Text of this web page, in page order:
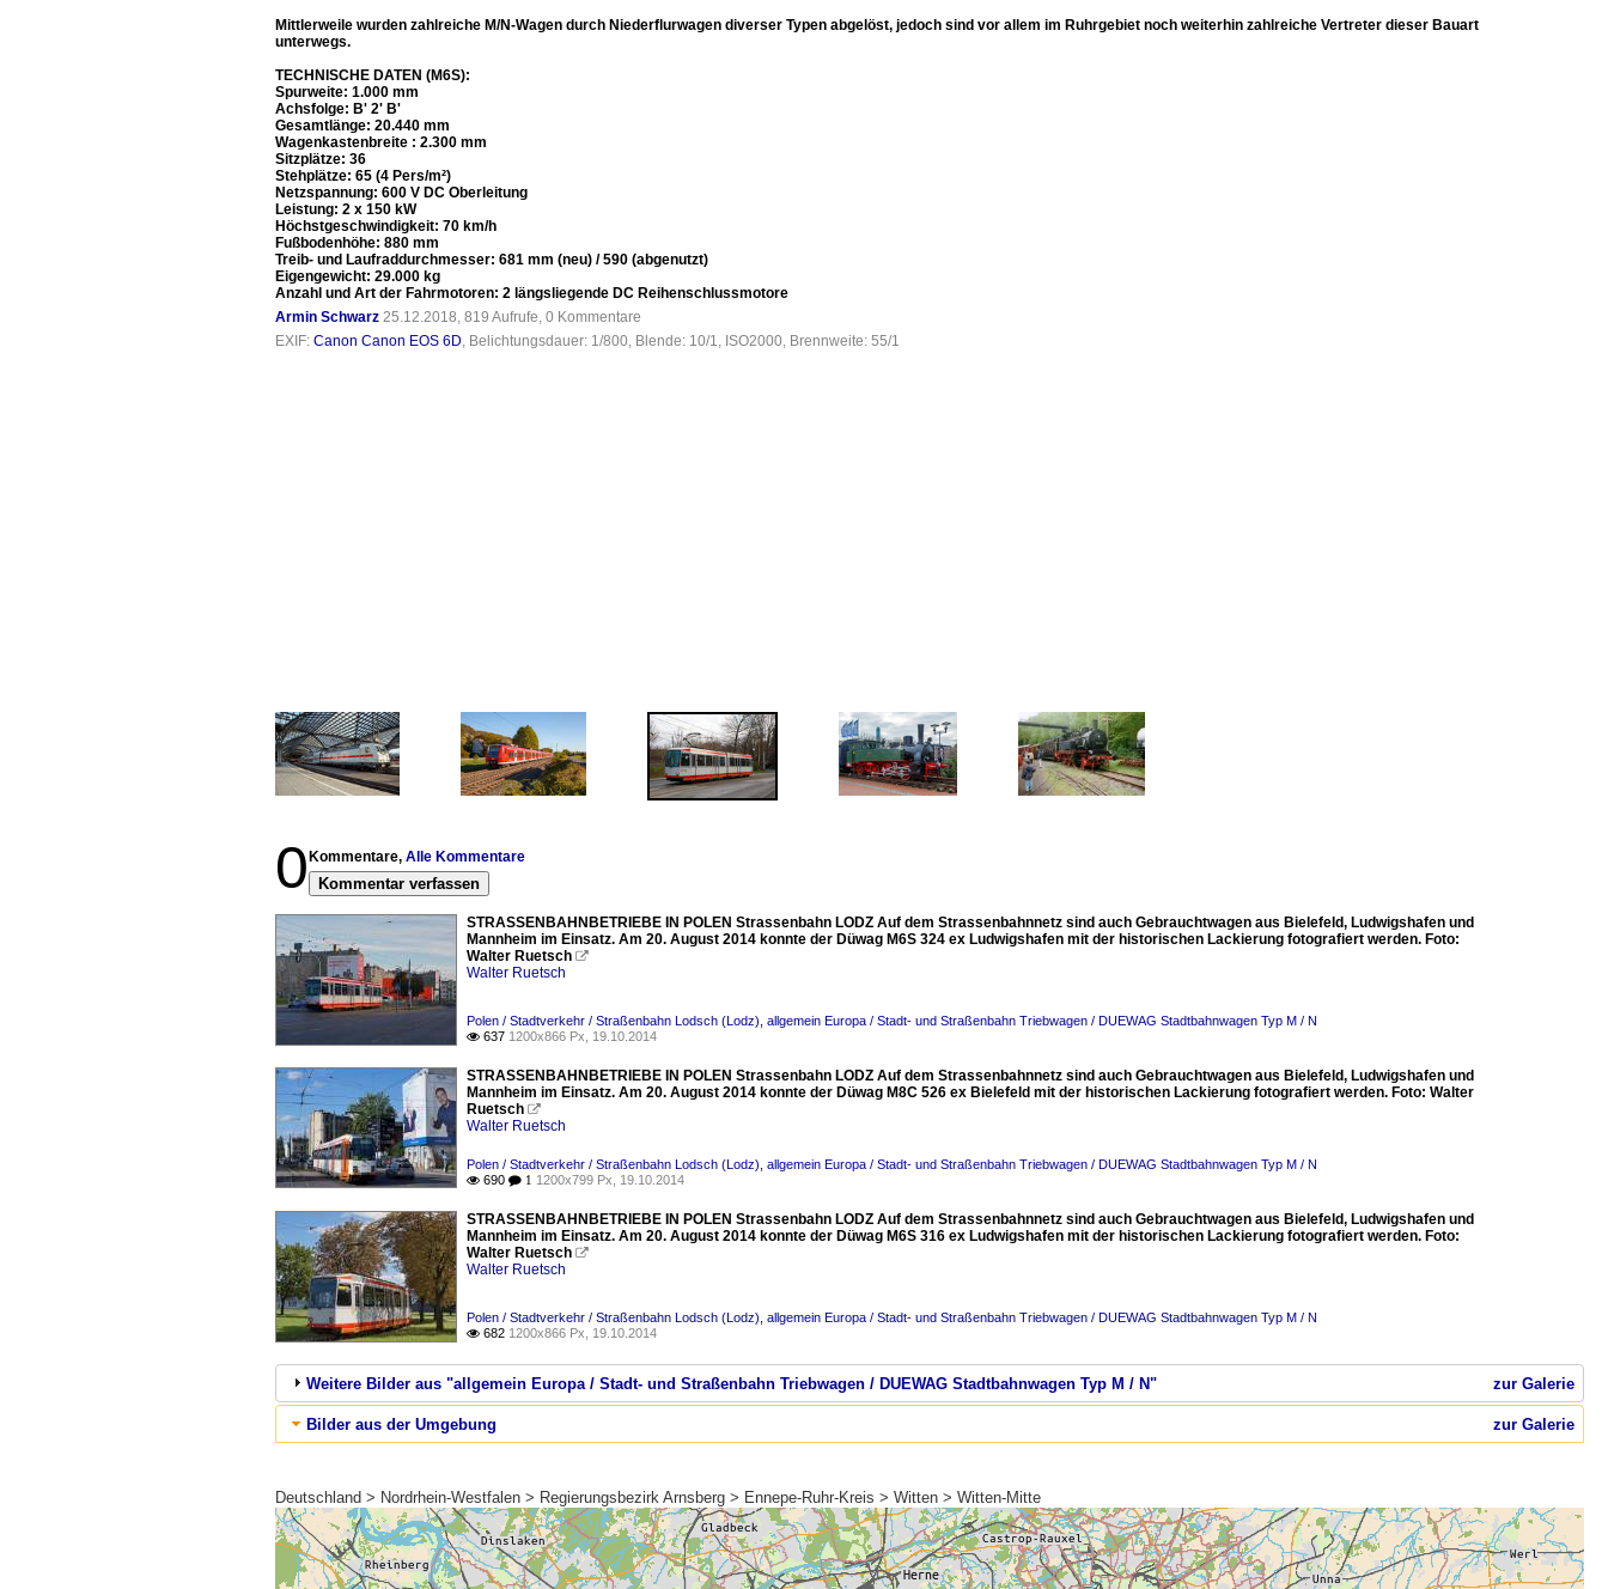
Mittlerweile wurden zahlreiche M/N-Wagen durch Niederflurwagen diverser Typen abgelöst, jedoch sind vor allem im Ruhrgebiet noch weiterhin zahlreiche Vertreter dieser Bauart
unterwegs.
TECHNISCHE DATEN (M6S):
Spurweite: 1.000 mm
Achsfolge: B' 2' B'
Gesamtlänge: 20.440 mm
Wagenkastenbreite : 2.300 mm
Sitzplätze: 36
Stehplätze: 65 (4 Pers/m²)
Netzspannung: 600 V DC Oberleitung
Leistung: 2 x 150 kW
Höchstgeschwindigkeit: 70 km/h
Fußbodenhöhe: 880 mm
Treib- und Laufraddurchmesser: 681 mm (neu) / 590 (abgenutzt)
Eigengewicht: 29.000 kg
Anzahl und Art der Fahrmotoren: 2 längsliegende DC Reihenschlussmotore
Armin Schwarz 25.12.2018, 819 Aufrufe, 0 Kommentare
EXIF: Canon Canon EOS 6D, Belichtungsdauer: 1/800, Blende: 10/1, ISO2000, Brennweite: 55/1
0 Kommentare, Alle Kommentare
Kommentar verfassen
STRASSENBAHNBETRIEBE IN POLEN Strassenbahn LODZ Auf dem Strassenbahnnetz sind auch Gebrauchtwagen aus Bielefeld, Ludwigshafen und
Mannheim im Einsatz. Am 20. August 2014 konnte der Düwag M6S 324 ex Ludwigshafen mit der historischen Lackierung fotografiert werden. Foto:
Walter Ruetsch 
Walter Ruetsch
Polen / Stadtverkehr / Straßenbahn Lodsch (Lodz) allgemein Europa / Stadt- und Straßenbahn Triebwagen / DUEWAG Stadtbahnwagen Typ M / N
 637 1200x866 Px, 19.10.2014
STRASSENBAHNBETRIEBE IN POLEN Strassenbahn LODZ Auf dem Strassenbahnnetz sind auch Gebrauchtwagen aus Bielefeld, Ludwigshafen und
Mannheim im Einsatz. Am 20. August 2014 konnte der Düwag M8C 526 ex Bielefeld mit der historischen Lackierung fotografiert werden. Foto: Walter
Ruetsch 
Walter Ruetsch
Polen / Stadtverkehr / Straßenbahn Lodsch (Lodz) allgemein Europa / Stadt- und Straßenbahn Triebwagen / DUEWAG Stadtbahnwagen Typ M / N
 690  1 1200x799 Px, 19.10.2014
STRASSENBAHNBETRIEBE IN POLEN Strassenbahn LODZ Auf dem Strassenbahnnetz sind auch Gebrauchtwagen aus Bielefeld, Ludwigshafen und
Mannheim im Einsatz. Am 20. August 2014 konnte der Düwag M6S 316 ex Ludwigshafen mit der historischen Lackierung fotografiert werden. Foto:
Walter Ruetsch 
Walter Ruetsch
Polen / Stadtverkehr / Straßenbahn Lodsch (Lodz) allgemein Europa / Stadt- und Straßenbahn Triebwagen / DUEWAG Stadtbahnwagen Typ M / N
 682 1200x866 Px, 19.10.2014
zur Galerie
Weitere Bilder aus "allgemein Europa / Stadt- und Straßenbahn Triebwagen / DUEWAG Stadtbahnwagen Typ M / N"
zur Galerie
Bilder aus der Umgebung
Deutschland > Nordrhein-Westfalen > Regierungsbezirk Arnsberg > Ennepe-Ruhr-Kreis > Witten > Witten-Mitte